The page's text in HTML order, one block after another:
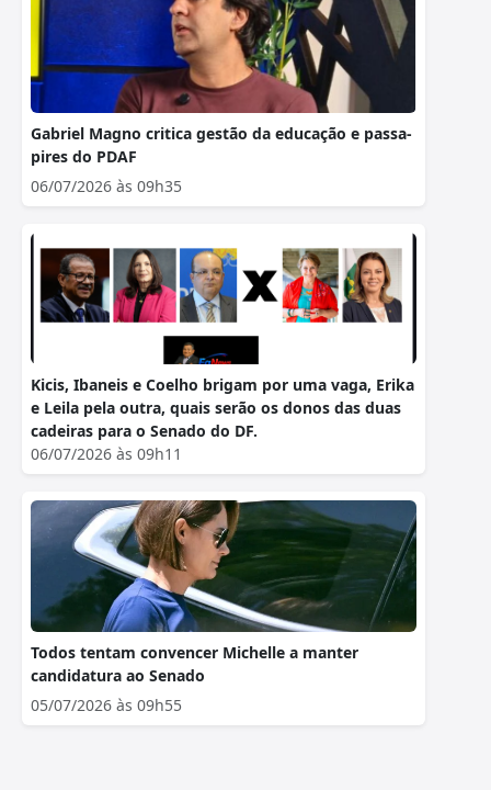
Gabriel Magno critica gestão da educação e passa-
pires do PDAF
06/07/2026 às 09h35
Kicis, Ibaneis e Coelho brigam por uma vaga, Erika
e Leila pela outra, quais serão os donos das duas
cadeiras para o Senado do DF.
06/07/2026 às 09h11
Todos tentam convencer Michelle a manter
candidatura ao Senado
05/07/2026 às 09h55